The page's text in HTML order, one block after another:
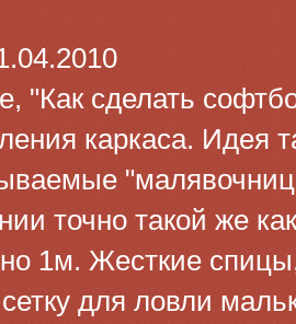
"Как сделать
каркаса. Идея
точно такой же
1м. Жесткие
для ловли